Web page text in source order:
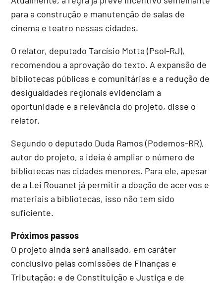
para a construção e manutenção de salas de
cinema e teatro nessas cidades.
O relator, deputado Tarcísio Motta (Psol-RJ),
recomendou a aprovação do texto. A expansão de
bibliotecas públicas e comunitárias e a redução de
desigualdades regionais evidenciam a
oportunidade e a relevância do projeto, disse o
relator.
Segundo o deputado Duda Ramos (Podemos-RR),
autor do projeto, a ideia é ampliar o número de
bibliotecas nas cidades menores. Para ele, apesar
de a Lei Rouanet já permitir a doação de acervos e
materiais a bibliotecas, isso não tem sido
suficiente.
Próximos passos
O projeto ainda será analisado, em caráter
conclusivo pelas comissões de Finanças e
Tributação; e de Constituição e Justiça e de